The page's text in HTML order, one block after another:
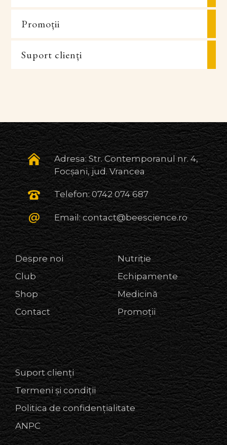
Promoții
Suport clienți
Adresa: Str. Contemporanul nr. 4,
Focșani, jud. Vrancea
Telefon:0742 074 687
Email:contact@beescience.ro
Despre noi
Club
Shop
Contact
Nutriție
Echipamente
Medicină
Promoții
Suport clienți
Termeni și condiții
Politica de confidențialitate
ANPC